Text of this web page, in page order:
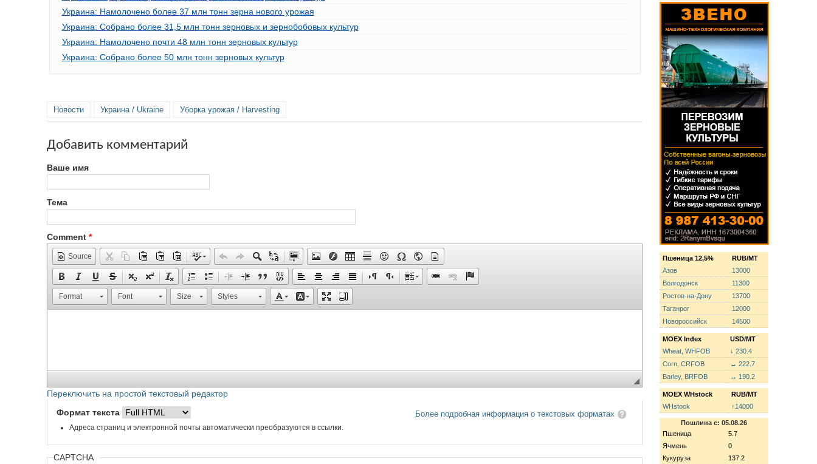
Украина: Намолочено более 37 млн тонн зерна нового урожая
Украина: Собрано более 31,5 млн тонн зерновых и зернобобовых культур
Украина: Намолочено почти 48 млн тонн зерновых культур
Украина: Собрано более 50 млн тонн зерновых культур
Новости Украина / Ukraine Уборка урожая / Harvesting
Добавить комментарий
Ваше имя
Тема
Comment *
Source
Format Font Size Styles
Переключить на простой текстовый редактор
Более подробная информация о текстовых форматах
Формат текста
Адреса страниц и электронной почты автоматически преобразуются в ссылки.
CAPTCHA
Пшеница 12,5%
RUB/MT
Азов
13000
Волгодонск
11300
Ростов-на-Дону
13700
Таганрог
12000
Новороссийск
14500
MOEX Index
USD/MT
Wheat, WHFOB
↓ 230.4
Corn, CRFOB
↔ 222.7
Barley, BRFOB
↔ 190.2
MOEX WHstock
RUB/MT
WHstock
↑14000
Пошлина с: 05.08.26
Пшеница
5.7
Ячмень
0
Кукуруза
137.2